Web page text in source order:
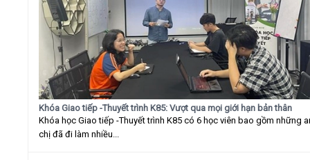
Khóa Giao tiếp -Thuyết trình K85: Vượt qua mọi giới hạn bản thân
Khóa học Giao tiếp -Thuyết trình K85 có 6 học viên bao gồm những
chị đã đi làm nhiều...